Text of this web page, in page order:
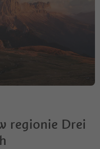
regionie Drei